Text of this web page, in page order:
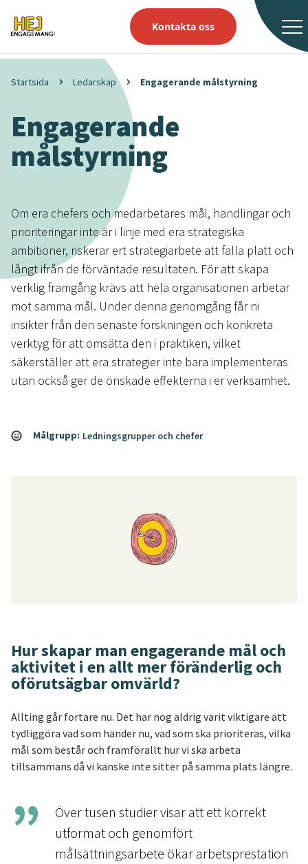
Kontakta oss
Startsida Ledarskap Engagerande målstyrning
Engagerande
målstyrning
Om era chefers och medarbetares mål, handlingar och
prioriteringar inte är i linje med era strategiska
ambitioner, riskerar ert strategiarbete att falla platt och
långt ifrån de förväntade resultaten. För att skapa
verklig framgång krävs att hela organisationen arbetar
mot samma mål. Under denna genomgång får ni
insikter från den senaste forskningen och konkreta
verktyg för att omsätta den i praktiken, vilket
säkerställer att era strategier inte bara implementeras
utan också ger de önskade effekterna i er verksamhet.
Målgrupp: Ledningsgrupper och chefer
Hur skapar man engagerande mål och
aktivitet i en allt mer föränderlig och
oförutsägbar omvärld?
Allting går fortare nu. Det har nog aldrig varit viktigare att
tydliggöra vad som händer nu, vad som ska prioriteras, vilka
mål som består och framförallt hur vi ska arbeta
tillsammans då vi kanske inte sitter på samma plats längre.
Över tusen studier visar att ett korrekt
utformat och genomfört
målsättningsarbete ökar arbetsprestation